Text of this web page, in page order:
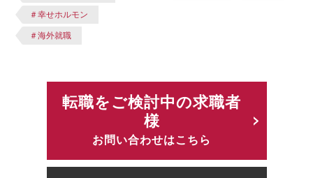
＃幸せホルモン
＃海外就職
転職をご検討中の求職者
様
お問い合わせはこちら